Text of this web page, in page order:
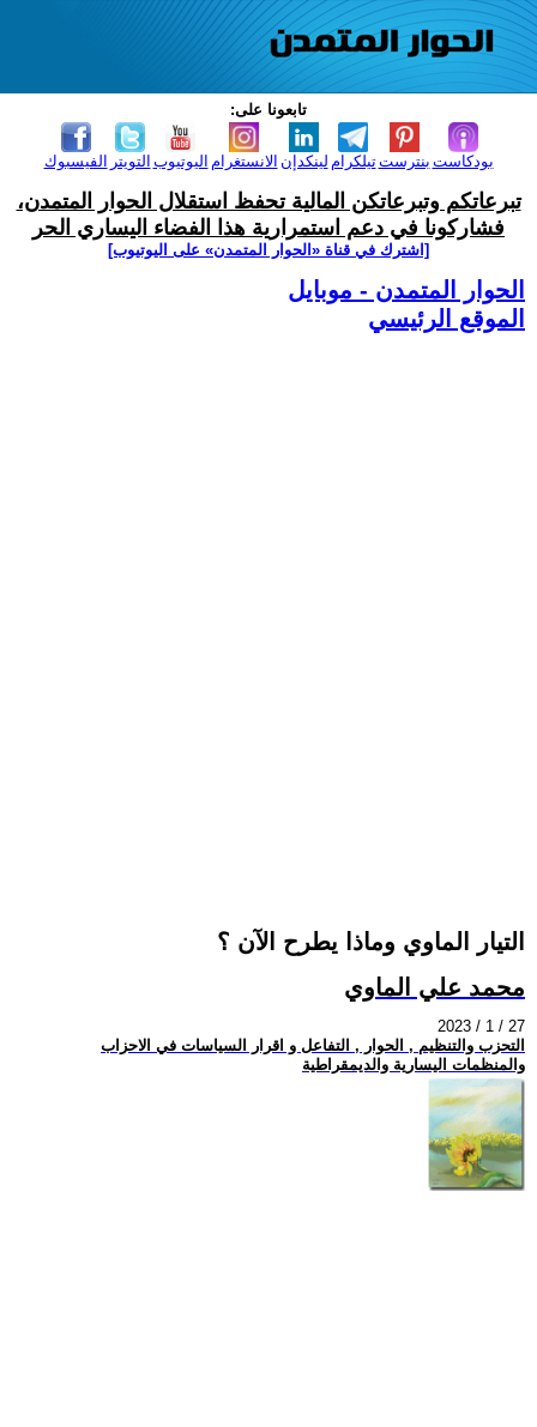
تابعونا على:
الفيسبوك التويتر اليوتيوب الانستغرام لينكدإن تيلكرامبنترست بودكاست
تبرعاتكم وتبرعاتكن المالية تحفظ استقلال الحوار المتمدن،
فشاركونا في دعم استمرارية هذا الفضاء اليساري الحر
[اشترك في قناة ‫«الحوار المتمدن» على اليوتيوب]
الحوار المتمدن - موبايل
الموقع الرئيسي
التيار الماوي وماذا يطرح الآن ؟
محمد علي الماوي
2023 / 1 / 27
التحزب والتنظيم , الحوار , التفاعل و اقرار السياسات في الاحزاب
والمنظمات اليسارية والديمقراطية